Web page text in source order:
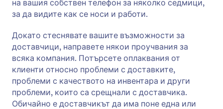
на вашия собствен телефон за няколко седмици,
за да видите как се носи и работи.
Докато стеснявате вашите възможности за
доставчици, направете някои проучвания за
всяка компания. Потърсете оплаквания от
клиенти относно проблеми с доставките,
проблеми с качеството на инвентара и други
проблеми, които са срещнали с доставчика.
Обичайно е доставчикът да има поне една или